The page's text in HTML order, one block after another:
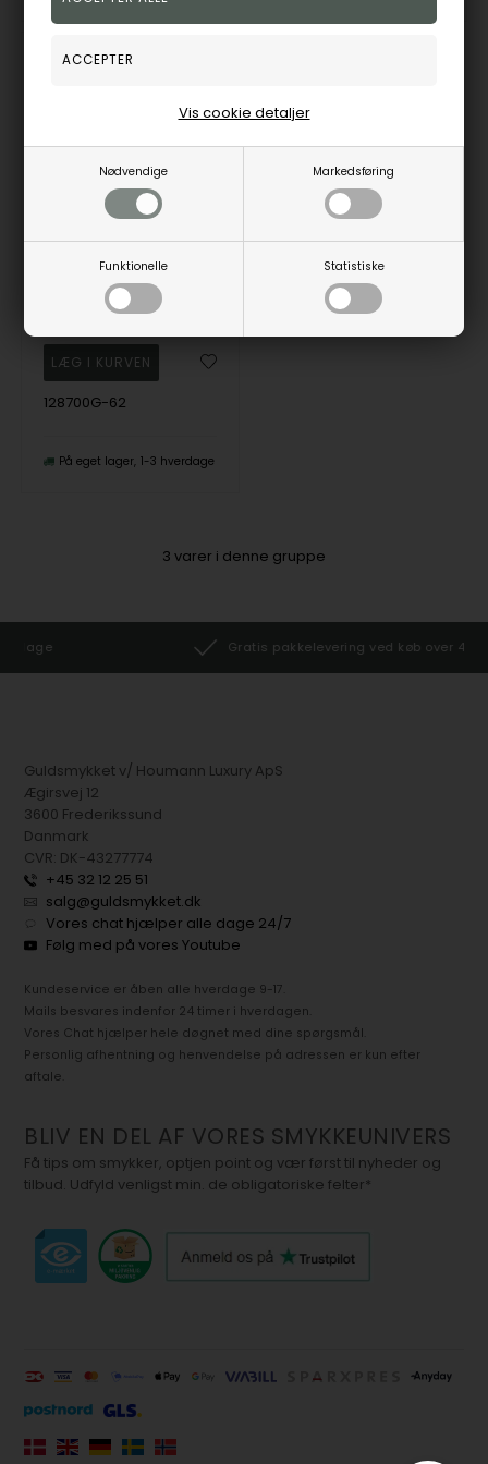
Nødvendige Markedsføring
Funktionelle Statistiske
Vis cookie detaljer
Blicher Fuglsang
1.465,00 DKK
128700G-62
På eget lager 1-3 hverdage
3 varer i denne gruppe
Gratis pakkelevering ved køb over 499 kr.
Guldsmykket v/ Houmann Luxury ApS
Ægirsvej 12
3600 Frederikssund
Danmark
CVR: DK-43277774
+45 32 12 25 51
salg@guldsmykket.dk
Vores chat hjælper alle dage 24/7
Følg med på vores Youtube
Kundeservice er åben alle hverdage 9-17.
Mails besvares indenfor 24 timer i hverdagen.
Vores Chat hjælper hele døgnet med dine spørgsmål.
Personlig afhentning og henvendelse på adressen er kun efter
aftale.
BLIV EN DEL AF VORES SMYKKEUNIVERS
Få tips om smykker, optjen point og vær først til nyheder og
tilbud. Udfyld venligst min. de obligatoriske felter*